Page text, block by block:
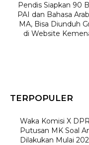
Pendis Siapkan 90
PAI dan Bahasa
MA, Bisa Diunduh
di Website
TERPOPULER
Waka Komisi X
Putusan MK Soal
Dilakukan Mulai